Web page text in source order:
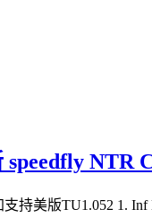
NTR
持美版TU1.052 1.